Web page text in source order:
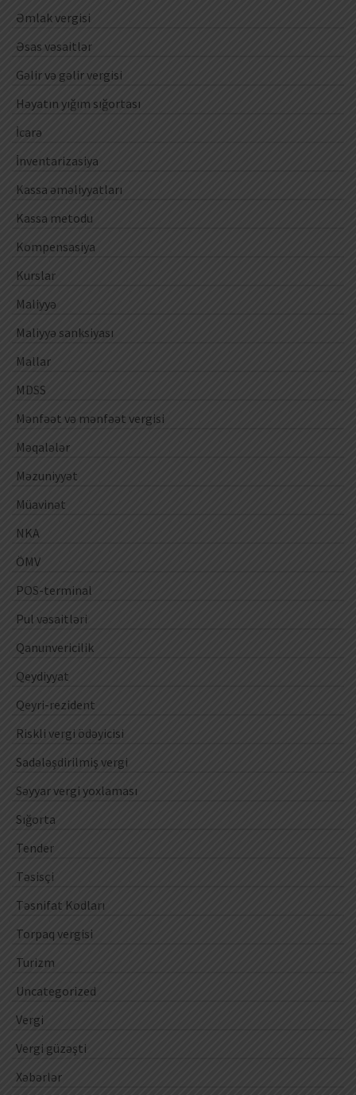
Əmlak vergisi
Əsas vəsaitlər
Gəlir və gəlir vergisi
Həyatın yığım sığortası
İcarə
İnventarizasiya
Kassa əməliyyatları
Kassa metodu
Kompensasiya
Kurslar
Maliyyə
Maliyyə sanksiyası
Mallar
MDSS
Mənfəət və mənfəət vergisi
Məqalələr
Məzuniyyət
Müavinət
NKA
ÖMV
POS-terminal
Pul vəsaitləri
Qanunvericilik
Qeydiyyat
Qeyri-rezident
Riskli vergi ödəyicisi
Sadələşdirilmiş vergi
Səyyar vergi yoxlaması
Sığorta
Tender
Təsisçi
Təsnifat Kodları
Torpaq vergisi
Turizm
Uncategorized
Vergi
Vergi güzəşti
Xəbərlər